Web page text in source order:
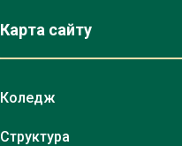
Карта сайту
Коледж
Структура